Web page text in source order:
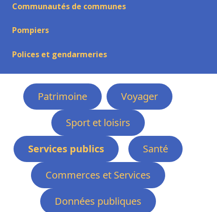
Communautés de communes
Pompiers
Polices et gendarmeries
Patrimoine
Voyager
Sport et loisirs
Services publics
Santé
Commerces et Services
Données publiques